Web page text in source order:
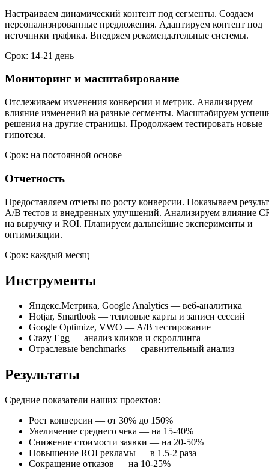
Настраиваем динамический контент под сегменты. Создаем
персонализированные предложения. Адаптируем контент под
источники трафика. Внедряем рекомендательные системы.
Срок: 14-21 день
Мониторинг и масштабирование
Отслеживаем изменения конверсии и метрик. Анализируем
влияние изменений на разные сегменты. Масштабируем
решения на другие страницы. Продолжаем тестировать новые
гипотезы.
Срок: на постоянной основе
Отчетность
Предоставляем отчеты по росту конверсии. Показываем
A/B тестов и внедренных улучшений. Анализируем влияние
на выручку и ROI. Планируем дальнейшие эксперименты и
оптимизации.
Срок: каждый месяц
Инструменты
Яндекс.Метрика, Google Analytics — веб-аналитика
Hotjar, Smartlook — тепловые карты и записи сессий
Google Optimize, VWO — A/B тестирование
Crazy Egg — анализ кликов и скроллинга
Отраслевые benchmarks — сравнительный анализ
Результаты
Средние показатели наших проектов:
Рост конверсии — от 30% до 150%
Увеличение среднего чека — на 15-40%
Снижение стоимости заявки — на 20-50%
Повышение ROI рекламы — в 1.5-2 раза
Сокращение отказов — на 10-25%